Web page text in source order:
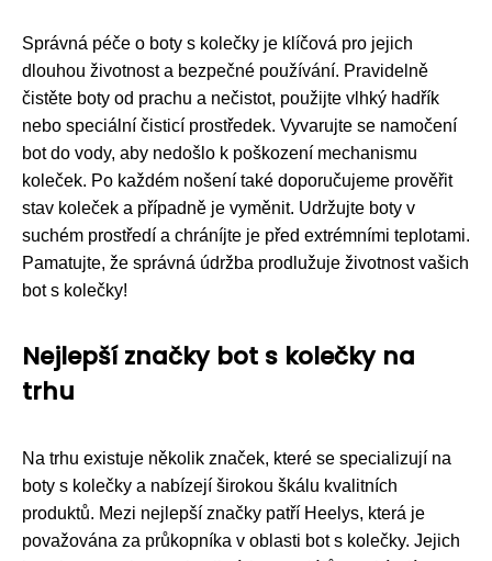
Správná péče o boty s kolečky je klíčová pro jejich
dlouhou životnost a bezpečné používání. Pravidelně
čistěte boty od prachu a nečistot, použijte vlhký hadřík
nebo speciální čisticí prostředek. Vyvarujte se namočení
bot do vody, aby nedošlo k poškození mechanismu
koleček. Po každém nošení také doporučujeme prověřit
stav koleček a případně je vyměnit. Udržujte boty v
suchém prostředí a chráníjte je před extrémními teplotami.
Pamatujte, že správná údržba prodlužuje životnost vašich
bot s kolečky!
Nejlepší značky bot s kolečky na
trhu
Na trhu existuje několik značek, které se specializují na
boty s kolečky a nabízejí širokou škálu kvalitních
produktů. Mezi nejlepší značky patří Heelys, která je
považována za průkopníka v oblasti bot s kolečky. Jejich